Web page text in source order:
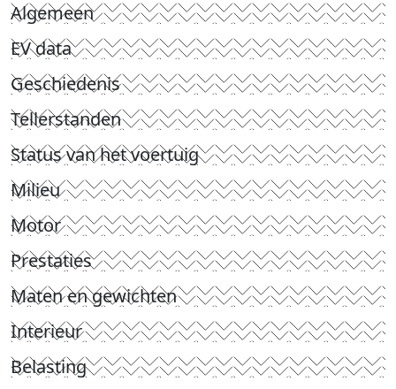
Algemeen
EV data
Geschiedenis
Tellerstanden
Status van het voertuig
Milieu
Motor
Prestaties
Maten en gewichten
Interieur
Belasting